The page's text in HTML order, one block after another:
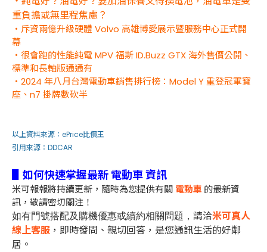
重負擔或無里程焦慮？
・斥資兩億升級硬體 Volvo 高雄博愛展示暨服務中心正式開
幕
・很會跑的性能純電 MPV 福斯 ID.Buzz GTX 海外售價公開、
標準和長軸版通通有
・2024 年八月台灣電動車銷售排行榜：Model Y 重登冠軍寶
座、n7 掛牌數砍半
以上資料來源： ePrice比價王
引用來源： DDCAR
▋如何快速掌握最新 電動車 資訊
米可報報將持續更新，隨時為您提供有關 電動車 的最新資
訊，敬請密切關注！
如有門號搭配及購機優惠或續約相關問題， 請洽米可真人
線上客服 ，即時發問、親切回答，是您通訊生活的好鄰
居。